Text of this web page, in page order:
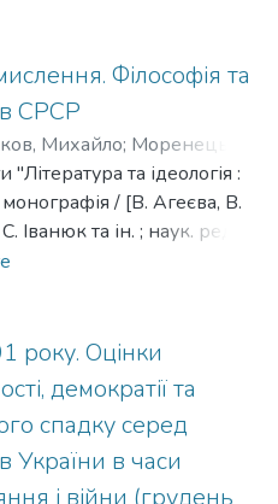
- 482 с. - Редкол. :
П., Агеєєва В. П.,
В. С., Іванюк С. С.,
С. М., Панченко В. Є.,
В., Шалагінов Б. Б."
Філософія та
в СРСР
Михайло; Моренець,
"Література та ідеологія :
/ [В. Агеєва, В.
Іванюк та ін. ; наук. ред. та
В. П.] ; Нац. ун-т
- 482 с. - Редкол. :
П., Агеєєва В. П.,
В. С., Іванюк С. С.,
С. М., Панченко В. Є.,
В., Шалагінов Б. Б."
року. Оцінки
демократії та
спадку серед
України в часи